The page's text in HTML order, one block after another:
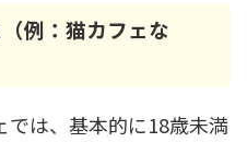
例：猫カフェな
は、基本的に18歳未満